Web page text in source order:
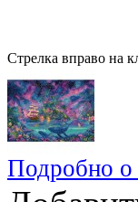
Стрелка вправо на
Подробно о